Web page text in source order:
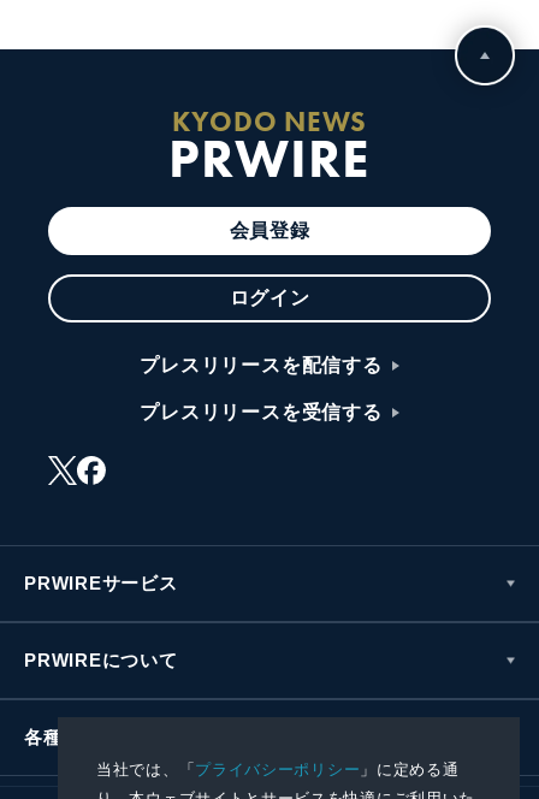
当社では、「プライバシーポリシー 」に定める通
KYODO NEWS
PRWIRE
会員登録
ログイン
プレスリリースを配信する
プレスリリースを受信する
PRWIREサービス
PRWIREについて
各種お問い合わせ